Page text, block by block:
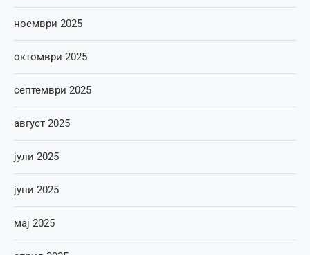
ноември 2025
октомври 2025
септември 2025
август 2025
јули 2025
јуни 2025
мај 2025